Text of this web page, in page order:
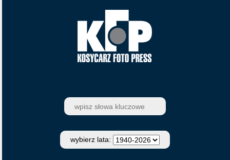
wybierz lata: